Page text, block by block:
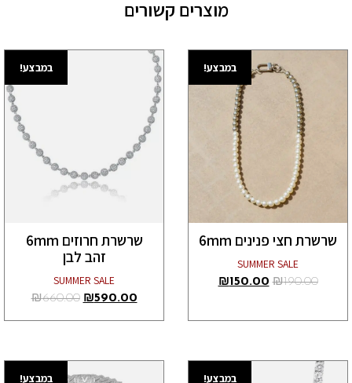
מוצרים קשורים
במבצע!
שרשרת חצי פנינים 6mm
SUMMER SALE
₪190.00
₪150.00
במבצע!
שרשרת חרוזים 6mm
זהב לבן
SUMMER SALE
₪590.00
₪660.00
במבצע! במבצע!